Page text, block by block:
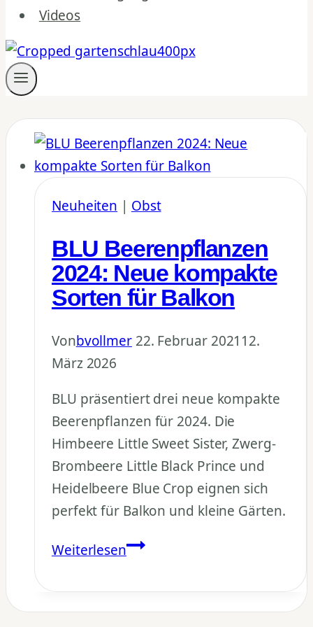
Videos
Neuheiten | Obst
BLU Beerenpflanzen
2024: Neue kompakte
Sorten für Balkon
Vonbvollmer 22. Februar 2021 12.
März 2026
BLU präsentiert drei neue kompakte
Beerenpflanzen für 2024. Die
Himbeere Little Sweet Sister, Zwerg-
Brombeere Little Black Prince und
Heidelbeere Blue Crop eignen sich
perfekt für Balkon und kleine Gärten.
WeiterlesenBLU
2024:
Neue